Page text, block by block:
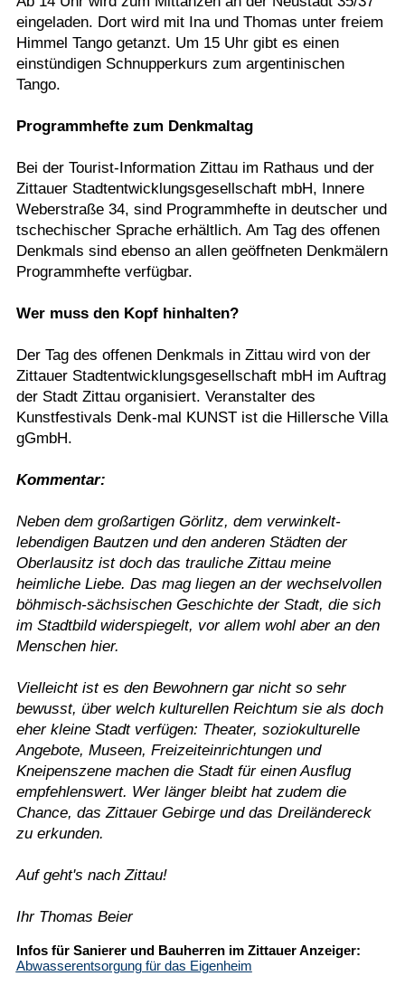
eingeladen. Dort wird mit Ina und Thomas unter freiem
Himmel Tango getanzt. Um 15 Uhr gibt es einen
einstündigen Schnupperkurs zum argentinischen
Tango.
Programmhefte zum Denkmaltag
Bei der Tourist-Information Zittau im Rathaus und der
Zittauer Stadtentwicklungsgesellschaft mbH, Innere
Weberstraße 34, sind Programmhefte in deutscher und
tschechischer Sprache erhältlich. Am Tag des offenen
Denkmals sind ebenso an allen geöffneten Denkmälern
Programmhefte verfügbar.
Wer muss den Kopf hinhalten?
Der Tag des offenen Denkmals in Zittau wird von der
Zittauer Stadtentwicklungsgesellschaft mbH im Auftrag
der Stadt Zittau organisiert. Veranstalter des
Kunstfestivals Denk-mal KUNST ist die Hillersche Villa
gGmbH.
Kommentar:
Neben dem großartigen Görlitz, dem verwinkelt-
lebendigen Bautzen und den anderen Städten der
Oberlausitz ist doch das trauliche Zittau meine
heimliche Liebe. Das mag liegen an der wechselvollen
böhmisch-sächsischen Geschichte der Stadt, die sich
im Stadtbild widerspiegelt, vor allem wohl aber an den
Menschen hier.
Vielleicht ist es den Bewohnern gar nicht so sehr
bewusst, über welch kulturellen Reichtum sie als doch
eher kleine Stadt verfügen: Theater, soziokulturelle
Angebote, Museen, Freizeiteinrichtungen und
Kneipenszene machen die Stadt für einen Ausflug
empfehlenswert. Wer länger bleibt hat zudem die
Chance, das Zittauer Gebirge und das Dreiländereck
zu erkunden.
Auf geht's nach Zittau!
Ihr Thomas Beier
Infos für Sanierer und Bauherren im Zittauer Anzeiger:
Abwasserentsorgung für das Eigenheim